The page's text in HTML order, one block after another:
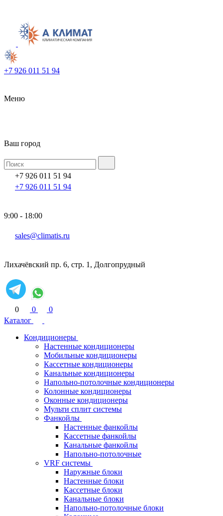
+7 926 011 51 94
Меню
Ваш город
+7 926 011 51 94
+7 926 011 51 94
9:00 - 18:00
sales@climatis.ru
Лихачёвский пр. 6, стр. 1, Долгопрудный
0 0
0
Каталог
Кондиционеры
Настенные кондиционеры
Мобильные кондиционеры
Кассетные кондиционеры
Канальные кондиционеры
Напольно-потолочные кондиционеры
Колонные кондиционеры
Оконные кондиционеры
Мульти сплит системы
Фанкойлы
Настенные фанкойлы
Кассетные фанкойлы
Канальные фанкойлы
Напольно-потолочные
VRF системы
Наружные блоки
Настенные блоки
Кассетные блоки
Канальные блоки
Напольно-потолочные блоки